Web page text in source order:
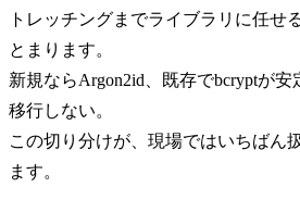
トレッチングまでライブラリに任せ
とまります。
新規ならArgon2id、既存でbcryptが
移行しない。
この切り分けが、現場ではいちばん
ます。